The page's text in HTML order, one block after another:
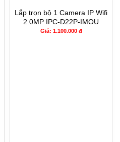
Lắp trọn bộ 1 Camera IP Wifi
2.0MP IPC-D22P-IMOU
Giá: 1.100.000 đ